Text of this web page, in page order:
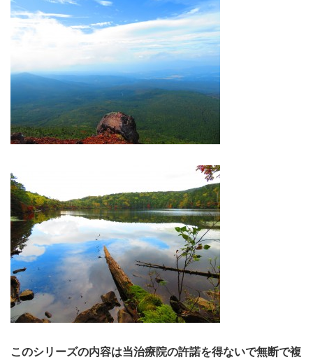
このシリーズの内容は当治療院の許諾を得ないで無断で複